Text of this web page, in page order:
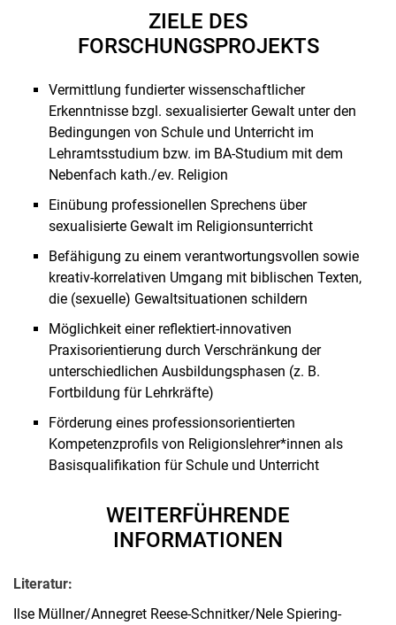
ZIELE DES
FORSCHUNGSPROJEKTS
Vermittlung fundierter wissenschaftlicher
Erkenntnisse bzgl. sexualisierter Gewalt unter den
Bedingungen von Schule und Unterricht im
Lehramtsstudium bzw. im BA-Studium mit dem
Nebenfach kath./ev. Religion
Einübung professionellen Sprechens über
sexualisierte Gewalt im Religionsunterricht
Befähigung zu einem verantwortungsvollen sowie
kreativ-korrelativen Umgang mit biblischen Texten,
die (sexuelle) Gewaltsituationen schildern
Möglichkeit einer reflektiert-innovativen
Praxisorientierung durch Verschränkung der
unterschiedlichen Ausbildungsphasen (z. B.
Fortbildung für Lehrkräfte)
Förderung eines professionsorientierten
Kompetenzprofils von Religionslehrer*innen als
Basisqualifikation für Schule und Unterricht
WEITERFÜHRENDE
INFORMATIONEN
Literatur:
Ilse Müllner/Annegret Reese-Schnitker/Nele Spiering-